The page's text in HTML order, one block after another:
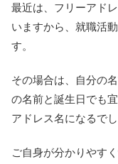
最近は、フリーアド
いますから、就職活
す。
その場合は、自分の
の名前と誕生日でも
アドレス名になるでし
ご自身が分かりやす